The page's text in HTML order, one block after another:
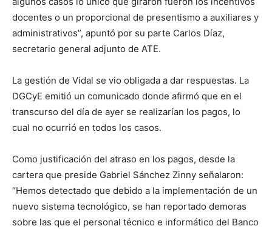
docentes o un proporcional de presentismo a auxiliares y
administrativos”, apuntó por su parte Carlos Díaz,
secretario general adjunto de ATE.
La gestión de Vidal se vio obligada a dar respuestas. La
DGCyE emitió un comunicado donde afirmó que en el
transcurso del día de ayer se realizarían los pagos, lo
cual no ocurrió en todos los casos.
Como justificación del atraso en los pagos, desde la
cartera que preside Gabriel Sánchez Zinny señalaron:
“Hemos detectado que debido a la implementación de un
nuevo sistema tecnológico, se han reportado demoras
sobre las que el personal técnico e informático del Banco